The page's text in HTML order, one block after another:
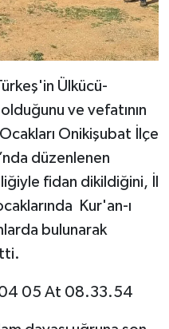
Ülkücü-
ve vefatının
Onikişubat İlçe
düzenlenen
fidan dikildiğini, İl
Kur'an-ı
bulunarak